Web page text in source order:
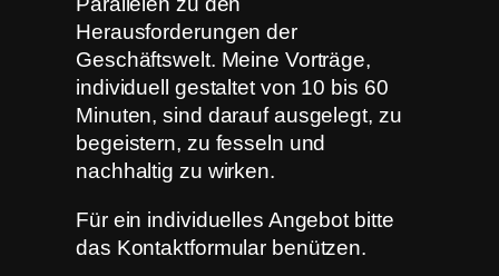
Herausforderungen der
Geschäftswelt. Meine Vorträge,
individuell gestaltet von 10 bis 60
Minuten, sind darauf ausgelegt, zu
begeistern, zu fesseln und
nachhaltig zu wirken.
Für ein individuelles Angebot bitte
das Kontaktformular benützen.